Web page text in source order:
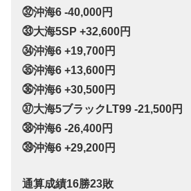
㉜沖海6 -40,000円
㉝大海5SP +32,600円
㉞沖海6 +19,700円
㉟沖海6 +13,600円
㊱沖海6 +30,500円
㊲大海5ブラックLT99 -21,500円
㊳沖海6 -26,400円
㊴沖海6 +29,200円
通算成績16勝23敗